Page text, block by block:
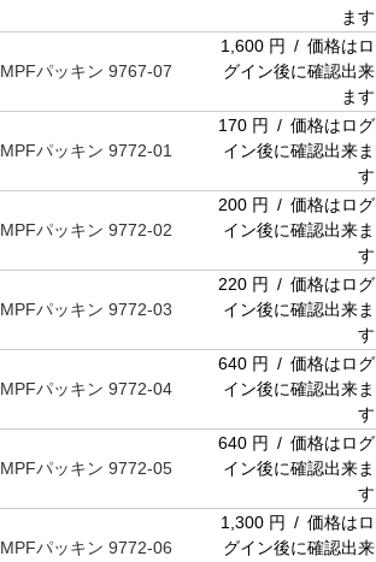
ます
MPFパッキン 9767-07
1,600 円 / 価格はロ
グイン後に確認出来
ます
MPFパッキン 9772-01
170 円 / 価格はログ
イン後に確認出来ま
す
MPFパッキン 9772-02
200 円 / 価格はログ
イン後に確認出来ま
す
MPFパッキン 9772-03
220 円 / 価格はログ
イン後に確認出来ま
す
MPFパッキン 9772-04
640 円 / 価格はログ
イン後に確認出来ま
す
MPFパッキン 9772-05
640 円 / 価格はログ
イン後に確認出来ま
す
MPFパッキン 9772-06
1,300 円 / 価格はロ
グイン後に確認出来